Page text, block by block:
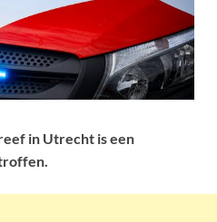
in Utrecht is een